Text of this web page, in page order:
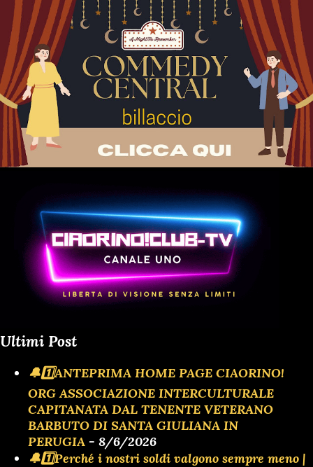
Ultimi Post
🔔1️⃣ANTEPRIMA HOME PAGE CIAORINO!
ORG ASSOCIAZIONE INTERCULTURALE
CAPITANATA DAL TENENTE VETERANO
BARBUTO DI SANTA GIULIANA IN
PERUGIA - 8/6/2026
🔔1️⃣Perché i nostri soldi valgono sempre meno |